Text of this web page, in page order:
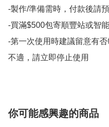
-製作/準備需時，付款後請
-買滿$500包寄順豐站或智
-第一次使用時建議留意有
不適，請立即停止使用
你可能感興趣的商品